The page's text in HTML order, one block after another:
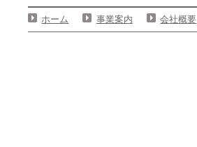
ホーム 事業案内 会社概要